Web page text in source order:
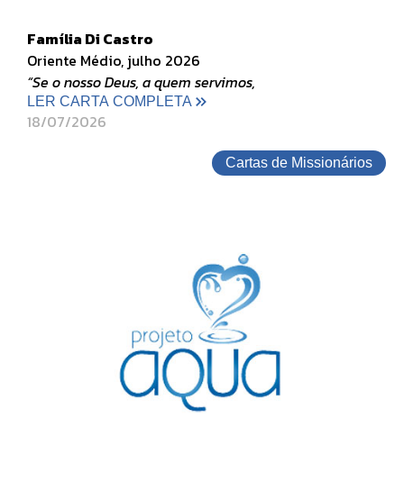
Família Di Castro
Oriente Médio, julho 2026
“Se o nosso Deus, a quem servimos,
LER CARTA COMPLETA
18/07/2026
Cartas de Missionários